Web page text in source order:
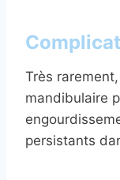
Très
mandibulaire
persistants